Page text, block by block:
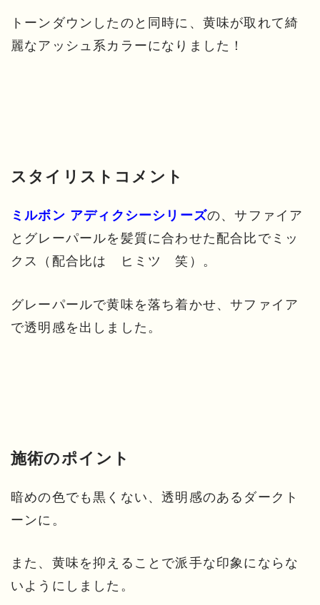
トーンダウンしたのと同時に、黄味が取れて綺
麗なアッシュ系カラーになりました！
スタイリストコメント
ミルボン アディクシーシリーズの、サファイア
とグレーパールを髪質に合わせた配合比でミッ
クス（配合比は ヒミツ 笑）。
グレーパールで黄味を落ち着かせ、サファイア
で透明感を出しました。
施術のポイント
暗めの色でも黒くない、透明感のあるダークト
ーンに。
また、黄味を抑えることで派手な印象にならな
いようにしました。